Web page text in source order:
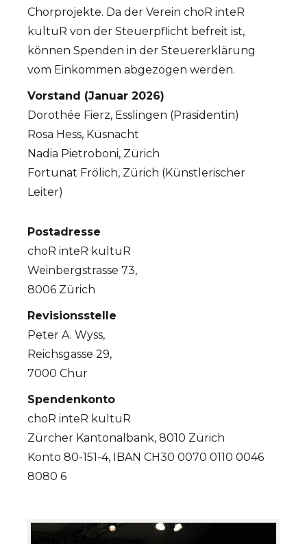
Chorprojekte. Da der Verein choR inteR
kultuR von der Steuerpflicht befreit ist,
können Spenden in der Steuererklärung
vom Einkommen abgezogen werden.
Vorstand (Januar 2026)
Dorothée Fierz, Esslingen (Präsidentin)
Rosa Hess, Küsnacht
Nadia Pietroboni, Zürich
Fortunat Frölich, Zürich (Künstlerischer
Leiter)
Postadresse
choR inteR kultuR
Weinbergstrasse 73,
8006 Zürich
Revisionsstelle
Peter A. Wyss,
Reichsgasse 29,
7000 Chur
Spendenkonto
choR inteR kultuR
Zürcher Kantonalbank, 8010 Zürich
Konto 80-151-4, IBAN CH30 0070 0110 0046
8080 6